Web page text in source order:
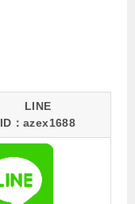
LINE
ID：azex1688